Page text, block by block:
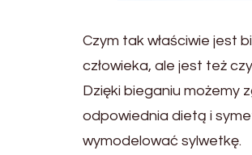
Czym tak właściwie jest
człowieka, ale jest też
Dzięki bieganiu możemy
odpowiednia dietą i
wymodelować sylwetkę.